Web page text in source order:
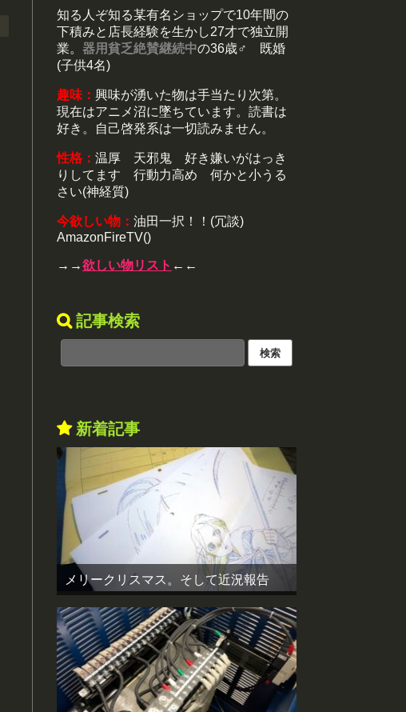
知る人ぞ知る某有名ショップで10年間の
下積みと店長経験を生かし27才で独立開
業。 器用貧乏絶賛継続中の36歳♂ 既婚
(子供4名)
趣味： 興味が湧いた物は手当たり次第。
現在はアニメ沼に墜ちています。読書は
好き。自己啓発系は一切読みません。
性格： 温厚 天邪鬼 好き嫌いがはっき
りしてます 行動力高め 何かと小うる
さい(神経質)
今欲しい物： 油田一択！！(冗談)
AmazonFireTV()
→→欲しい物リスト ←←
記事検索
新着記事
メリークリスマス。そして近況報告